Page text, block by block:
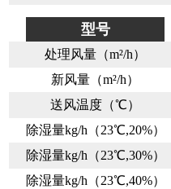
型号
处理风量（m²/h）
新风量（m²/h）
送风温度（℃）
除湿量kg/h（23℃,20%）
除湿量kg/h（23℃,30%）
除湿量kg/h（23℃,40%）